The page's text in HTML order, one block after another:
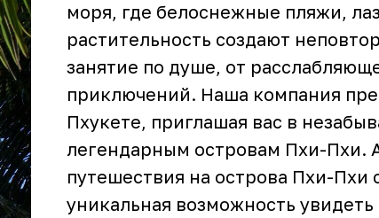
моря, где белоснежные пляжи,
растительность создают
занятие по душе, от
приключений. Наша компания
Пхукете, приглашая вас в
легендарным островам Пхи-Пхи.
путешествия на острова Пхи-Пхи
уникальная возможность